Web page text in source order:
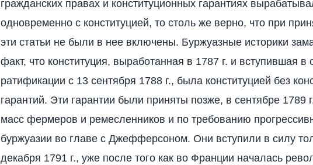
гражданских правах и конституционных гарантиях
одновременно с конституцией, то столь же верно, что при
эти статьи не были в нее включены. Буржуазные историки
факт, что конституция, выработанная в 1787 г. и вступившая в
ратификации с 13 сентября 1788 г., была конституцией без
гарантий. Эти гарантии были приняты позже, в сентябре 1789
масс фермеров и ремесленников и по требованию
буржуазии во главе с Джефферсоном. Они вступили в силу
декабря 1791 г., уже после того как во Франции началась